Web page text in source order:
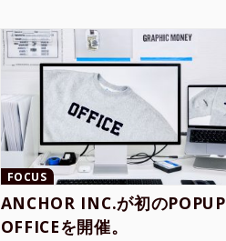
FOCUS
ANCHOR INC.が初のPOPUP
OFFICEを開催。